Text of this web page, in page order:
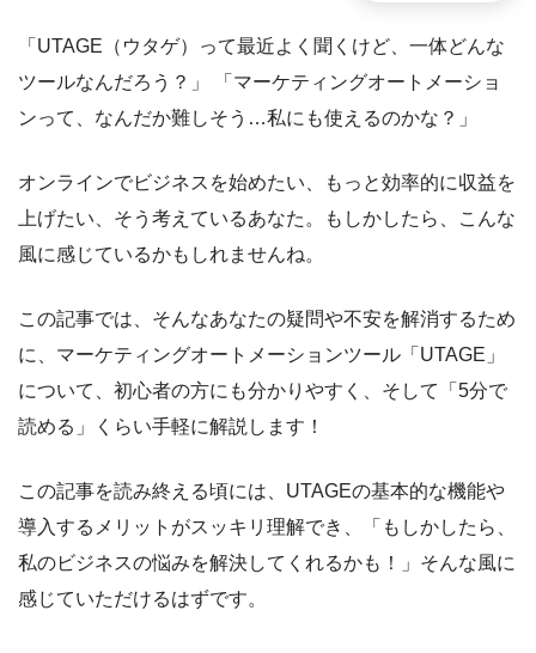
「UTAGE（ウタゲ）って最近よく聞くけど、一体どんな
ツールなんだろう？」 「マーケティングオートメーショ
ンって、なんだか難しそう…私にも使えるのかな？」
オンラインでビジネスを始めたい、もっと効率的に収益を
上げたい、そう考えているあなた。もしかしたら、こんな
風に感じているかもしれませんね。
この記事では、そんなあなたの疑問や不安を解消するため
に、マーケティングオートメーションツール「UTAGE」
について、初心者の方にも分かりやすく、そして「5分で
読める」くらい手軽に解説します！
この記事を読み終える頃には、UTAGEの基本的な機能や
導入するメリットがスッキリ理解でき、「もしかしたら、
私のビジネスの悩みを解決してくれるかも！」そんな風に
感じていただけるはずです。